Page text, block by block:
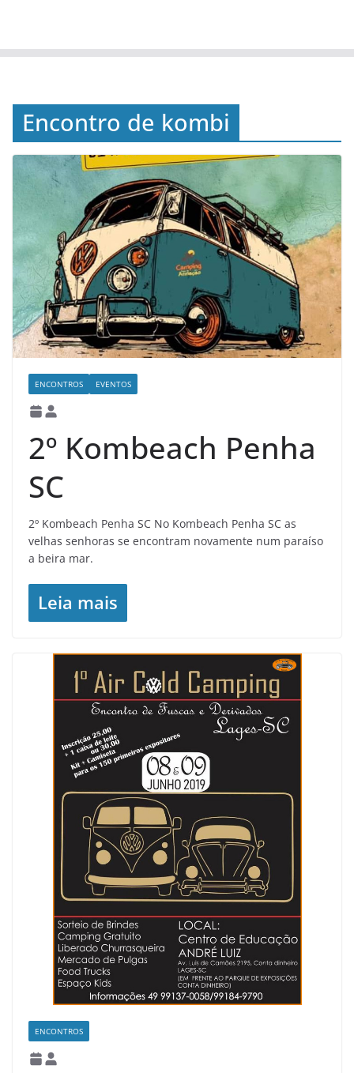
Encontro de kombi
ENCONTROS EVENTOS
2º Kombeach Penha
SC
2º Kombeach Penha SC No Kombeach Penha SC as
velhas senhoras se encontram novamente num paraíso
a beira mar.
Leia mais
ENCONTROS